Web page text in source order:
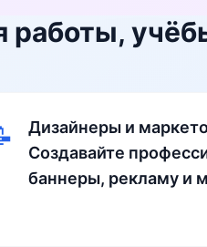
работы,
Дизайнеры и
Создавайте
баннеры, рекламу и